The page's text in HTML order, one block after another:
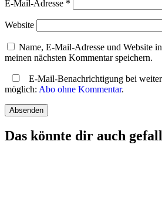
E-Mail-Adresse *
Website
Name, E-Mail-Adresse und Website
meinen nächsten Kommentar speichern.
E-Mail-Benachrichtigung bei
möglich: Abo ohne Kommentar.
Das könnte dir auch